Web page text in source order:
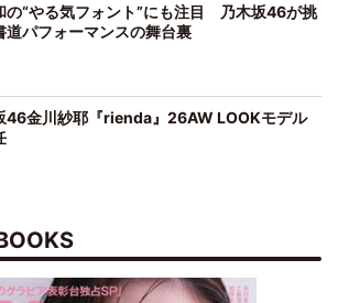
の“やる気フォント”にも注目 乃木坂46が挑
道パフォーマンスの舞台裏
46金川紗耶『rienda』26AW LOOKモデル